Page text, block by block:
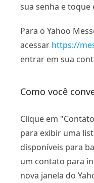
sua senha e
Para o Yahoo
acessar https://
entrar em sua
Como você
Clique em
para exibir uma
disponíveis para
um contato para
nova janela do